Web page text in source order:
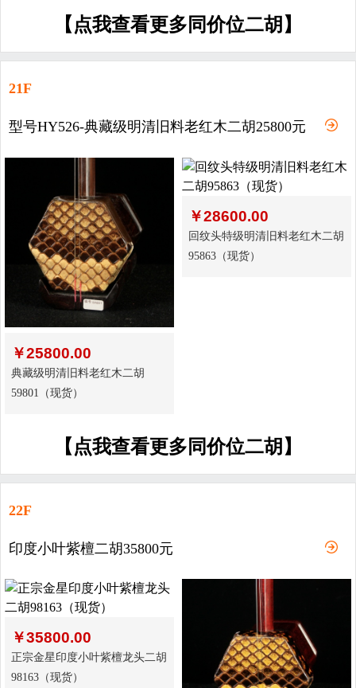
【点我查看更多同价位二胡】
21F
型号HY526-典藏级明清旧料老红木二胡25800元
￥25800.00
典藏级明清旧料老红木二胡
59801（现货）
￥28600.00
回纹头特级明清旧料老红木二胡
95863（现货）
【点我查看更多同价位二胡】
22F
印度小叶紫檀二胡35800元
￥35800.00
正宗金星印度小叶紫檀龙头二胡
98163（现货）